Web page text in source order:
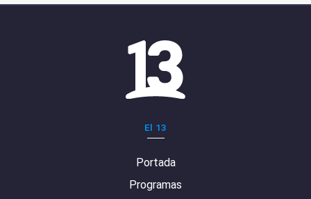
El 13
Portada
Programas